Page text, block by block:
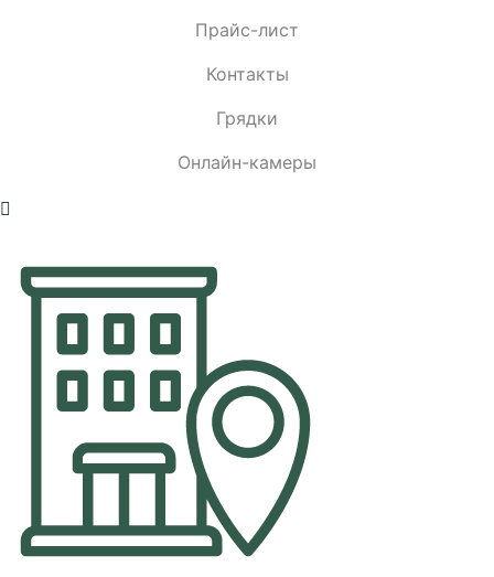
Прайс-лист
Контакты
Грядки
Онлайн-камеры